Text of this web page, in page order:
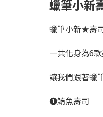
蠟筆小新
蠟筆小新★壽
一共化身為6
讓我們跟著蠟
➊鮪魚壽司